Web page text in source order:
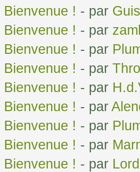
Bienvenue ! - par
Bienvenue ! - par
Bienvenue ! - par
Bienvenue ! - par
Bienvenue ! - par
Bienvenue ! - par
Bienvenue ! - par
Bienvenue ! - par
Bienvenue ! - par